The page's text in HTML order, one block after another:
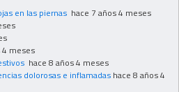
en las piernas hace 7 años 4 meses
4 meses
hace 8 años 4 meses
dolorosas e inflamadas hace 8 años 4